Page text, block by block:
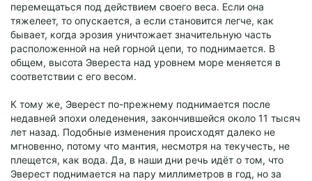
перемещаться под действием своего веса. Если она
тяжелеет, то опускается, а если становится легче, как
бывает, когда эрозия уничтожает значительную часть
расположенной на ней горной цепи, то поднимается. В
общем, высота Эвереста над уровнем море меняется в
соответствии с его весом.
К тому же, Эверест по-прежнему поднимается после
недавней эпохи оледенения, закончившейся около 11 тысяч
лет назад. Подобные изменения происходят далеко не
мгновенно, потому что мантия, несмотря на текучесть, не
плещется, как вода. Да, в наши дни речь идёт о том, что
Эверест поднимается на пару миллиметров в год, но за